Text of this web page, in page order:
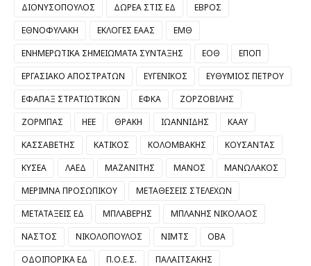
ΔΙΟΝΥΣΟΠΟΥΛΟΣ
ΔΩΡΕΑ ΣΤΙΣ ΕΔ
ΕΒΡΟΣ
ΕΘΝΟΦΥΛΑΚΗ
ΕΚΛΟΓΕΣ ΕΑΑΣ
ΕΜΘ
ΕΝΗΜΕΡΩΤΙΚΑ ΣΗΜΕΙΩΜΑΤΑ ΣΥΝΤΑΞΗΣ
ΕΟΘ
ΕΠΟΠ
ΕΡΓΑΣΙΑΚΟ ΑΠΟΣΤΡΑΤΩΝ
ΕΥΓΕΝΙΚΟΣ
ΕΥΘΥΜΙΟΣ ΠΕΤΡΟΥ
ΕΦΑΠΑΞ ΣΤΡΑΤΙΩΤΙΚΩΝ
ΕΦΚΑ
ΖΟΡΖΟΒΙΛΗΣ
ΖΟΡΜΠΑΣ
ΗΕΕ ΘΡΑΚΗ ΙΩΑΝΝΙΔΗΣ
ΚΑΑΥ
ΚΑΣΣΑΒΕΤΗΣ
ΚΑΤΙΚΟΣ ΚΟΛΟΜΒΑΚΗΣ
ΚΟΥΣΑΝΤΑΣ
ΚΥΣΕΑ
ΛΑΕΔ ΜΑΖΑΝΙΤΗΣ ΜΑΝΟΣ
ΜΑΝΩΛΑΚΟΣ
ΜΕΡΙΜΝΑ ΠΡΟΣΩΠΙΚΟΥ
ΜΕΤΑΘΕΣΕΙΣ ΣΤΕΛΕΧΩΝ
ΜΕΤΑΤΑΞΕΙΣ ΕΔ
ΜΠΛΑΒΕΡΗΣ
ΜΠΛΑΝΗΣ ΝΙΚΟΛΑΟΣ
ΝΑΣΤΟΣ
ΝΙΚΟΛΟΠΟΥΛΟΣ ΝΙΜΤΣ
ΟΒΑ
ΟΔΟΙΠΟΡΙΚΑ ΕΔ
Π.Ο.Ε.Σ.
ΠΑΛΑΙΤΣΑΚΗΣ